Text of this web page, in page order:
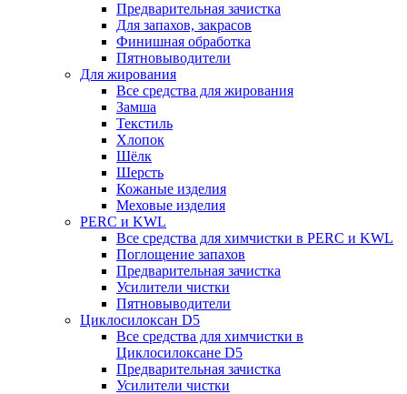
Предварительная зачистка
Для запахов, закрасов
Финишная обработка
Пятновыводители
Для жирования
Все средства для жирования
Замша
Текстиль
Хлопок
Шёлк
Шерсть
Кожаные изделия
Меховые изделия
PERC и KWL
Все средства для химчистки в PERC и KWL
Поглощение запахов
Предварительная зачистка
Усилители чистки
Пятновыводители
Циклосилоксан D5
Все средства для химчистки в
Циклосилоксане D5
Предварительная зачистка
Усилители чистки